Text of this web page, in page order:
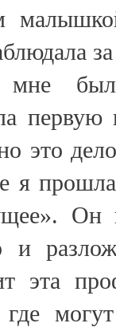
мне
это
я
Он
и
эта